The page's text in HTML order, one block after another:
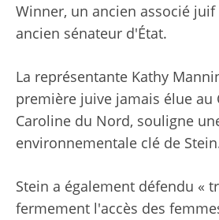
Winner, un ancien associé
ancien sénateur d'État.
La représentante Kathy
première juive jamais élue au
Caroline du Nord, souligne
environnementale clé de
Stein a également défendu «
fermement l'accès des